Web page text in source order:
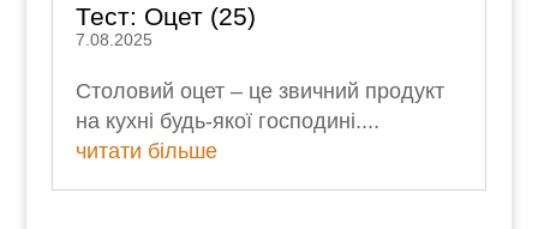
Тест: Оцет (25)
7.08.2025
Столовий оцет – це звичний продукт
на кухні будь-якої господині....
читати більше